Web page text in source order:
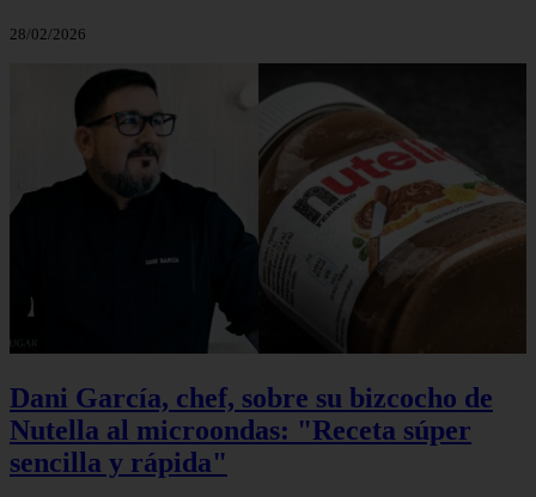
28/02/2026
Dani García, chef, sobre su bizcocho de
Nutella al microondas: "Receta súper
sencilla y rápida"